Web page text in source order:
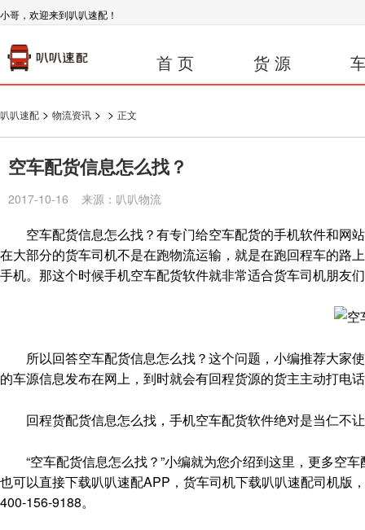
小哥，欢迎来到叭叭速配！
首 页 货 源
叭叭速配 > 物流资讯 > > 正文
空车配货信息怎么找？
2017-10-16 来源：叭叭物流
空车配货信息怎么找？有专门给空车配货的手机软件和网
在大部分的货车司机不是在跑物流运输，就是在跑回程车的路
手机。那这个时候手机空车配货软件就非常适合货车司机朋友
所以回答空车配货信息怎么找？这个问题，小编推荐大家
的车源信息发布在网上，到时就会有回程货源的货主主动打电
回程货配货信息怎么找，手机空车配货软件绝对是当仁不
“空车配货信息怎么找？”小编就为您介绍到这里，更多空车
也可以直接下载叭叭速配APP，货车司机下载叭叭速配司机版
400-156-9188。